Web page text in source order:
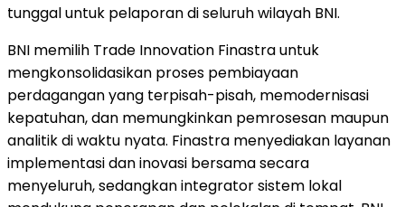
tunggal untuk pelaporan di seluruh wilayah BNI.
BNI memilih Trade Innovation Finastra untuk
mengkonsolidasikan proses pembiayaan
perdagangan yang terpisah-pisah, memodernisasi
kepatuhan, dan memungkinkan pemrosesan maupun
analitik di waktu nyata. Finastra menyediakan layanan
implementasi dan inovasi bersama secara
menyeluruh, sedangkan integrator sistem lokal